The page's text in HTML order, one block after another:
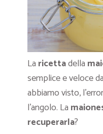
La ricettadella
semplice e veloce
abbiamo visto,
l’angolo. La
recuperarla?